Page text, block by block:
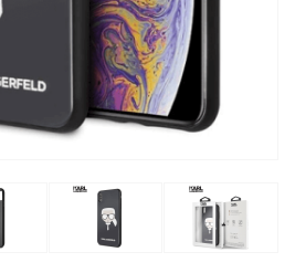
Šaljivi motivi
Najprodavanije -
Samsung
Punjači za mobitel
Sony
Držači za ruku
HDMI kabel
Adapteri za mobitel
HI-FI linije